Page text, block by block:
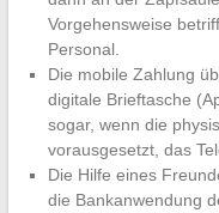
Vorgehensweise
Personal.
Die mobile Zahlung
digitale Brieftasche
sogar, wenn die
vorausgesetzt, das
Die Hilfe eines
die Bankanwendung